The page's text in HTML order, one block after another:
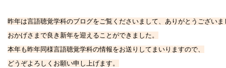
昨年は言語聴覚学科のブログをご覧くださいまして、ありがとうございま
おかげさまで良き新年を迎えることができました。
本年も昨年同様言語聴覚学科の情報をお送りしてまいりますので、
どうぞよろしくお願い申し上げます。